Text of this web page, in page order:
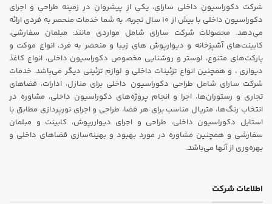
شرکت دکوراسیون داخلی سارای، یکی از پیشروان در زمینه طراحی و اجرای
دکوراسیون داخلی با بیش از ۱۰ سال تجربه، به شما خدمات منحصر به فردی ارائه
می‌دهد. محصولات شرکت سارای شامل مواردی مانند: مبلمان سفارشی،
کابینت‌های آشپزخانه و دیوارپوش های زیبا و منحصر به فرد، انواع موکت و
پارکت‌های متنوع، لوستر و روشنایی مخصوص دکوراسیون داخلی، انواع کاغذ
دیواری ، و همچنین انواع تزئینات داخلی و لوازم تزئینی دیگر می‌باشد. خدمات
شرکت سارای شامل طراحی دکوراسیون داخلی برای منازل، ادارات، فضاهای
تجاری و رستوران‌ها، اجرا و انجام پروژه‌های دکوراسیون داخلی، مشاوره در
انتخاب رنگ‌ها، متریال مناسب برای هر فضا، طراحی و اجرای نورپردازی مطابق با
استایل دکوراسیون داخلی، طراحی و اجرای دیواررپوش، کابینت و مبلمان
سفارشی و همچنین مشاوره در مورد بهبود و بهینه‌سازی فضاهای داخلی و
بهره‌وری از آنها می‌باشد.
اطلاعات شرکت